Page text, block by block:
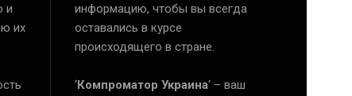
и
их
информацию, чтобы вы всегда
оставались в курсе
происходящего в стране.
‘Компроматор Украина‘ – ваш